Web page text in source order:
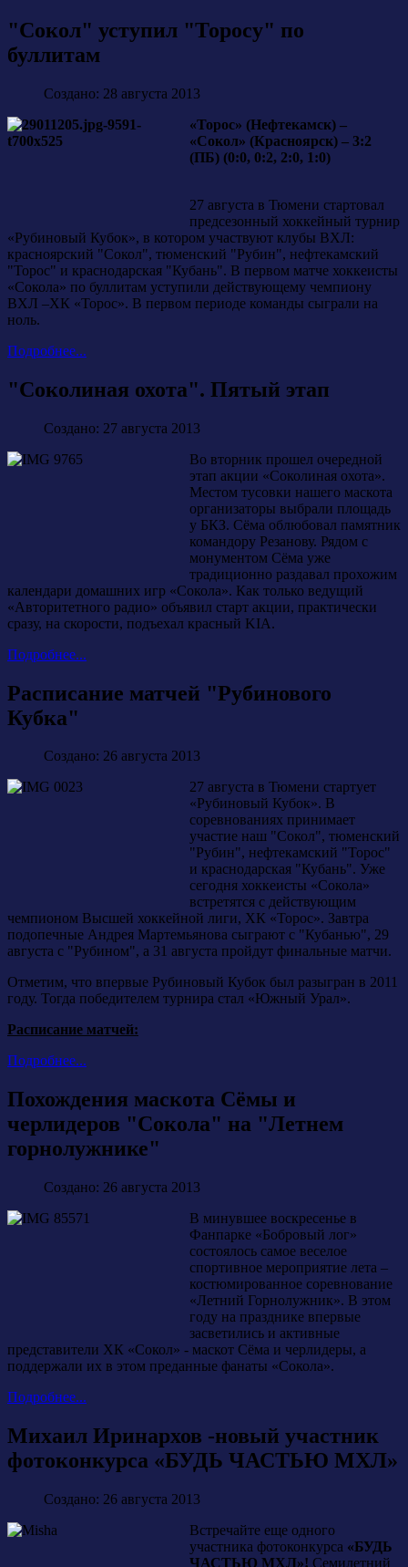
"Сокол" уступил "Торосу" по
буллитам
Создано: 28 августа 2013
«Торос» (Нефтекамск) –
«Сокол» (Красноярск) – 3:2
(ПБ) (0:0, 0:2, 2:0, 1:0)
27 августа в Тюмени стартовал
предсезонный хоккейный турнир
«Рубиновый Кубок», в котором участвуют клубы ВХЛ:
красноярский "Сокол", тюменский "Рубин", нефтекамский
"Торос" и краснодарская "Кубань". В первом матче хоккеисты
«Сокола» по буллитам уступили действующему чемпиону
ВХЛ –ХК «Торос». В первом периоде команды сыграли на
ноль.
Подробнее...
"Соколиная охота". Пятый этап
Создано: 27 августа 2013
Во вторник прошел очередной
этап акции «Соколиная охота».
Местом тусовки нашего маскота
организаторы выбрали площадь
у БКЗ. Сёма облюбовал памятник
командору Резанову. Рядом с
монументом Сёма уже
традиционно раздавал прохожим
календари домашних игр «Сокола». Как только ведущий
«Авторитетного радио» объявил старт акции, практически
сразу, на скорости, подъехал красный KIA.
Подробнее...
Расписание матчей "Рубинового
Кубка"
Создано: 26 августа 2013
27 августа в Тюмени стартует
«Рубиновый Кубок». В
соревнованиях принимает
участие наш "Сокол", тюменский
"Рубин", нефтекамский "Торос"
и краснодарская "Кубань". Уже
сегодня хоккеисты «Сокола»
встретятся с действующим
чемпионом Высшей хоккейной лиги, ХК «Торос». Завтра
подопечные Андрея Мартемьянова сыграют с "Кубанью", 29
августа с "Рубином", а 31 августа пройдут финальные матчи.
Отметим, что впервые Рубиновый Кубок был разыгран в 2011
году. Тогда победителем турнира стал «Южный Урал».
Расписание матчей:
Подробнее...
Похождения маскота Сёмы и
черлидеров "Сокола" на "Летнем
горнолужнике"
Создано: 26 августа 2013
В минувшее воскресенье в
Фанпарке «Бобровый лог»
состоялось самое веселое
спортивное мероприятие лета –
костюмированное соревнование
«Летний Горнолужник». В этом
году на празднике впервые
засветились и активные
представители ХК «Сокол» - маскот Сёма и черлидеры, а
поддержали их в этом преданные фанаты «Сокола».
Подробнее...
Михаил Иринархов -новый участник
фотоконкурса «БУДЬ ЧАСТЬЮ МХЛ»
Создано: 26 августа 2013
Встречайте еще одного
участника фотоконкурса «БУДЬ
ЧАСТЬЮ МХЛ»! Семилетний